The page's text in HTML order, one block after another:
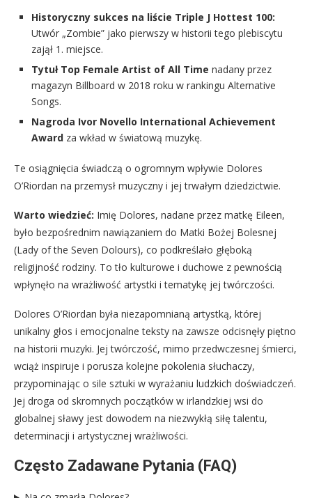
Historyczny sukces na liście Triple J Hottest 100:
Utwór „Zombie” jako pierwszy w historii tego plebiscytu
zajął 1. miejsce.
Tytuł Top Female Artist of All Time nadany przez
magazyn Billboard w 2018 roku w rankingu Alternative
Songs.
Nagroda Ivor Novello International Achievement
Award za wkład w światową muzykę.
Te osiągnięcia świadczą o ogromnym wpływie Dolores
O’Riordan na przemysł muzyczny i jej trwałym dziedzictwie.
Warto wiedzieć: Imię Dolores, nadane przez matkę Eileen,
było bezpośrednim nawiązaniem do Matki Bożej Bolesnej
(Lady of the Seven Dolours), co podkreślało głęboką
religijność rodziny. To tło kulturowe i duchowe z pewnością
wpłynęło na wrażliwość artystki i tematykę jej twórczości.
Dolores O’Riordan była niezapomnianą artystką, której
unikalny głos i emocjonalne teksty na zawsze odcisnęły piętno
na historii muzyki. Jej twórczość, mimo przedwczesnej śmierci,
wciąż inspiruje i porusza kolejne pokolenia słuchaczy,
przypominając o sile sztuki w wyrażaniu ludzkich doświadczeń.
Jej droga od skromnych początków w irlandzkiej wsi do
globalnej sławy jest dowodem na niezwykłą siłę talentu,
determinacji i artystycznej wrażliwości.
Często Zadawane Pytania (FAQ)